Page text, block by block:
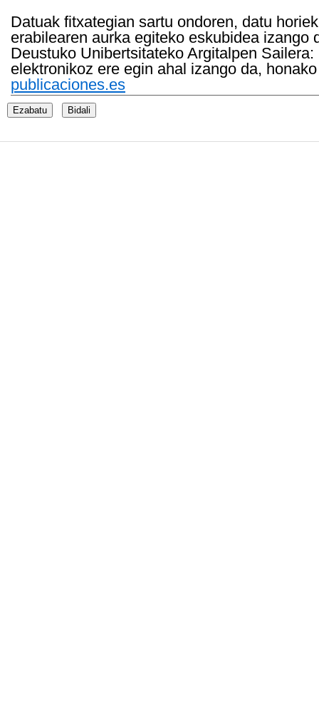
Datuak fitxategian sartu ondoren, datu
erabilearen aurka egiteko eskubidea
Deustuko Unibertsitateko Argitalpen
elektronikoz ere egin ahal izango da,
publicaciones.es
Ezabatu Bidali